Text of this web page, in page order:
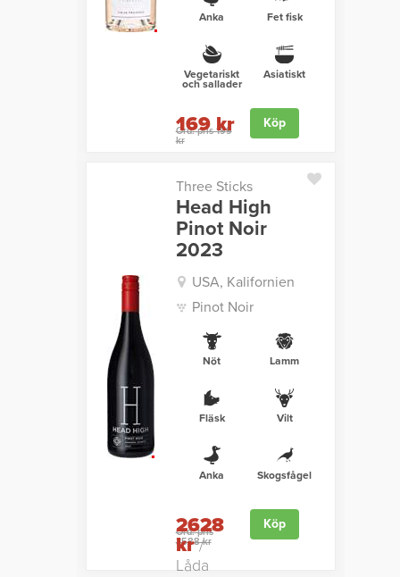
Anka Fet fisk
Vegetariskt
och sallader
Asiatiskt
Ord. pris 199
kr
169 kr Köp
Three Sticks
Head High
Pinot Noir
2023
USA, Kalifornien
Pinot Noir
Nöt Lamm
Fläsk Vilt
Anka Skogsfågel
Ord. pris
3588 kr
2628
kr/
Låda
Köp